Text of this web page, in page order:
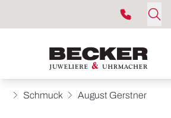
Schmuck August Gerstner